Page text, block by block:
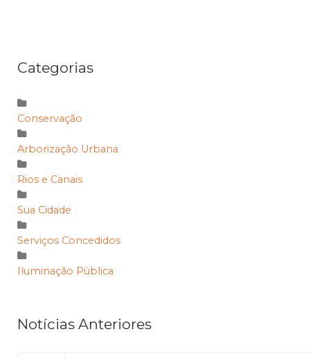
Categorias
Conservação
Arborização Urbana
Rios e Canais
Sua Cidade
Serviços Concedidos
Iluminação Pública
Notícias Anteriores